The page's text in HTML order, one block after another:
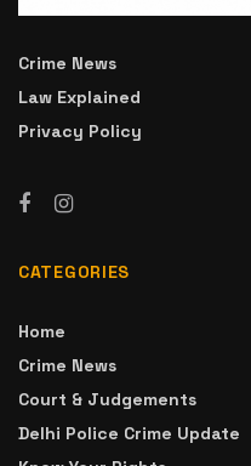
Crime News
Law Explained
Privacy Policy
CATEGORIES
Home
Crime News
Court & Judgements
Delhi Police Crime Update